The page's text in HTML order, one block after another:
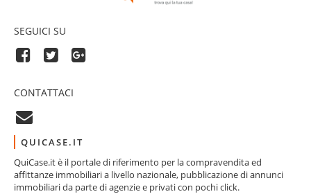
SEGUICI SU
CONTATTACI
QUICASE.IT
QuiCase.it è il portale di riferimento per la compravendita ed
affittanze immobiliari a livello nazionale, pubblicazione di annunci
immobiliari da parte di agenzie e privati con pochi click.